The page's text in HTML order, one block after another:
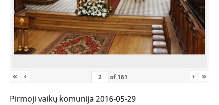
« ‹ of 161 › »
Pirmoji vaikų komunija 2016-05-29